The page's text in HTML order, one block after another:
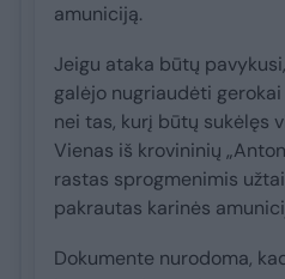
amuniciją.
Jeigu ataka būtų
galėjo nugriaudėti
nei tas, kurį būtų sukėlęs
Vienas iš krovininių
rastas sprogmenimis
pakrautas karinės
Dokumente nurodoma,